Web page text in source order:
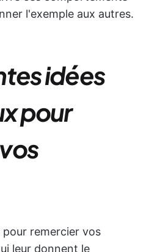
l'exemple aux autres.
idées
pour
pour remercier vos
leur donnent le